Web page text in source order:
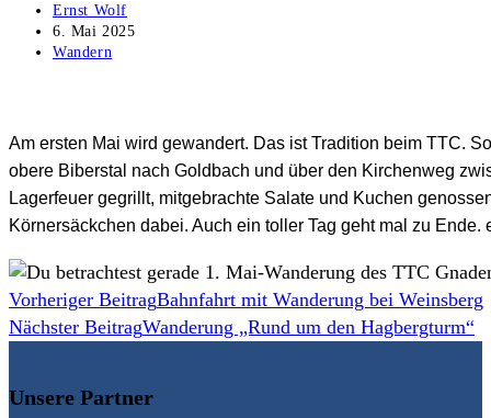
Beitrags-
Autor:
Ernst Wolf
Beitrag
veröffentlicht:
6. Mai 2025
Beitrags-
Wandern
Am ersten Mai wird gewandert. Das ist Tradition beim TTC.
obere Biberstal nach Goldbach und über den Kirchenweg
Lagerfeuer gegrillt, mitgebrachte Salate und Kuchen
Körnersäckchen dabei. Auch ein toller Tag geht mal zu Ende.
Weitere
Artikel
Vorheriger BeitragBahnfahrt mit Wanderung bei Weinsberg
Nächster BeitragWanderung „Rund um den Hagbergturm“
Unsere Partner